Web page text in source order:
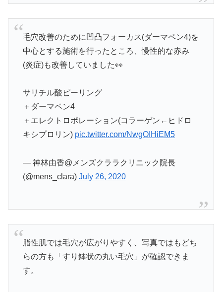
毛穴改善のために凹凸フォーカス(ダーマペン4)を
中心とする施術を行ったところ、慢性的な赤み
(炎症)も改善していました👀
サリチル酸ピーリング
＋ダーマペン4
＋エレクトロポレーション(コラーゲン←ヒドロ
キシプロリン) pic.twitter.com/NwgOIHiEM5
— 神林由香@メンズクララクリニック院長
(@mens_clara) July 26, 2020
脂性肌では毛穴が広がりやすく、写真ではもどち
らの方も「すり鉢状の丸い毛穴」が確認できま
す。